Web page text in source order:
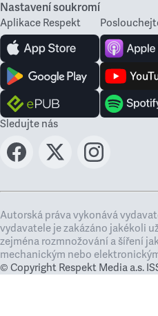
Nastavení soukromí
Aplikace Respekt
Sledujte nás
Autorská práva vykonává
vydavatele je zakázáno jakékoli
zejména rozmnožování a šíření
mechanickým nebo
© Copyright Respekt Media a.s.